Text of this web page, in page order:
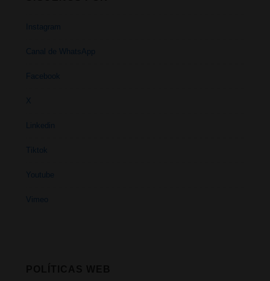
Instagram
Canal de WhatsApp
Facebook
X
Linkedin
Tiktok
Youtube
Vimeo